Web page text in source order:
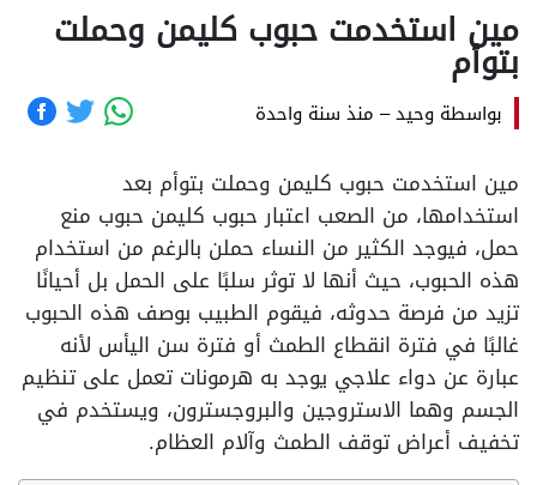
مين استخدمت حبوب كليمن وحملت
بتوأم
بواسطة وحيد– منذ سنة واحدة
مين استخدمت حبوب كليمن وحملت بتوأم بعد
استخدامها، من الصعب اعتبار حبوب كليمن حبوب منع
حمل، فيوجد الكثير من النساء حملن بالرغم من استخدام
هذه الحبوب، حيث أنها لا توثر سلبًا على الحمل بل أحيانًا
تزيد من فرصة حدوثه، فيقوم الطبيب بوصف هذه الحبوب
غالبًا في فترة انقطاع الطمث أو فترة سن اليأس لأنه
عبارة عن دواء علاجي يوجد به هرمونات تعمل على تنظيم
الجسم وهما الاستروجين والبروجسترون، ويستخدم في
تخفيف أعراض توقف الطمث وآلام العظام.